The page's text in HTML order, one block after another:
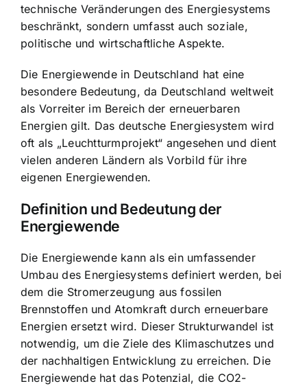
technische Veränderungen des Energiesystems
beschränkt, sondern umfasst auch soziale,
politische und wirtschaftliche Aspekte.
Die Energiewende in Deutschland hat eine
besondere Bedeutung, da Deutschland weltweit
als Vorreiter im Bereich der erneuerbaren
Energien gilt. Das deutsche Energiesystem wird
oft als „Leuchtturmprojekt“ angesehen und dient
vielen anderen Ländern als Vorbild für ihre
eigenen Energiewenden.
Definition und Bedeutung der
Energiewende
Die Energiewende kann als ein umfassender
Umbau des Energiesystems definiert werden, bei
dem die Stromerzeugung aus fossilen
Brennstoffen und Atomkraft durch erneuerbare
Energien ersetzt wird. Dieser Strukturwandel ist
notwendig, um die Ziele des Klimaschutzes und
der nachhaltigen Entwicklung zu erreichen. Die
Energiewende hat das Potenzial, die CO2-